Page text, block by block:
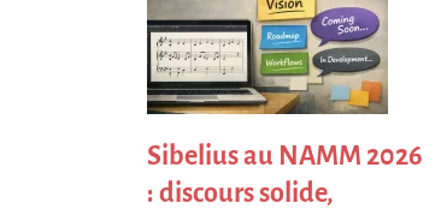
Sibelius au NAMM 2026
: discours solide,